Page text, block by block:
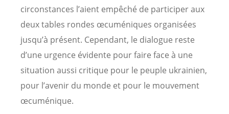
circonstances l’aient empêché de participer aux
deux tables rondes œcuméniques organisées
jusqu’à présent. Cependant, le dialogue reste
d’une urgence évidente pour faire face à une
situation aussi critique pour le peuple ukrainien,
pour l’avenir du monde et pour le mouvement
œcuménique.